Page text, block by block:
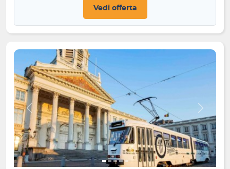
Vedi offerta
Indietro Avanti